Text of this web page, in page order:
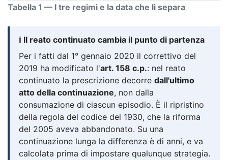
Tabella 1 — I tre regimi e la data che li separa
ℹ️ Il reato continuato cambia il punto di partenza
Per i fatti dal 1° gennaio 2020 il correttivo del
2019 ha modificato l'art. 158 c.p.: nel reato
continuato la prescrizione decorre dall'ultimo
atto della continuazione, non dalla
consumazione di ciascun episodio. È il ripristino
della regola del codice del 1930, che la riforma
del 2005 aveva abbandonato. Su una
continuazione lunga la differenza è di anni, e va
calcolata prima di impostare qualunque strategia.